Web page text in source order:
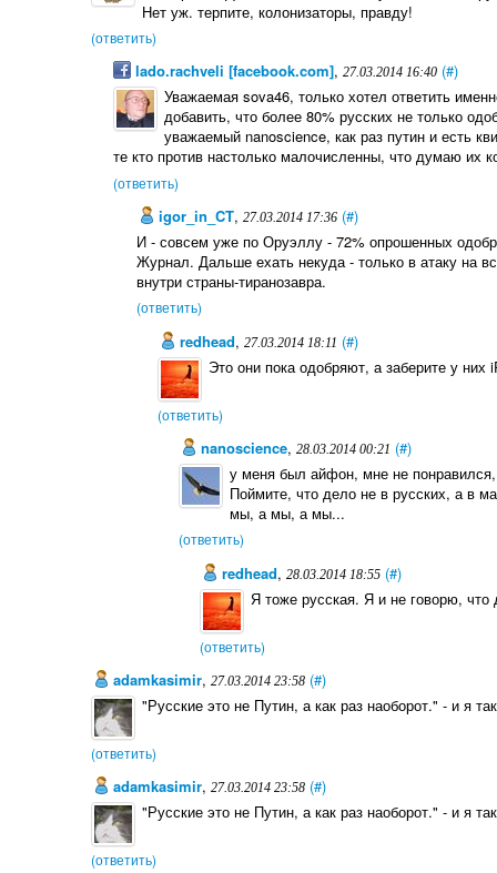
Нет уж. терпите, колонизаторы, правду!
(ответить)
lado.rachveli [facebook.com],27.03.2014 16:40 (#)
Уважаемая sova46, только хотел ответить
добавить, что более 80% русских не только
уважаемый nanoscience, как раз путин и есть
те кто против настолько малочисленны, что думаю их
(ответить)
igor_in_CT, 27.03.2014 17:36 (#)
И - совсем уже по Оруэллу - 72% опрошенных
Журнал. Дальше ехать некуда - только в атаку на
внутри страны-тиранозавра.
(ответить)
redhead,27.03.2014 18:11 (#)
Это они пока одобряют, а заберите у
(ответить)
nanoscience,28.03.2014 00:21 (#)
у меня был айфон, мне не
Поймите, что дело не в русских, а в
мы, а мы, а мы...
(ответить)
redhead, 28.03.2014 18:55 (#)
Я тоже русская. Я и не говорю,
(ответить)
adamkasimir, 27.03.2014 23:58 (#)
"Русские это не Путин, а как раз наоборот." - и я
(ответить)
adamkasimir, 27.03.2014 23:58 (#)
"Русские это не Путин, а как раз наоборот." - и я
(ответить)